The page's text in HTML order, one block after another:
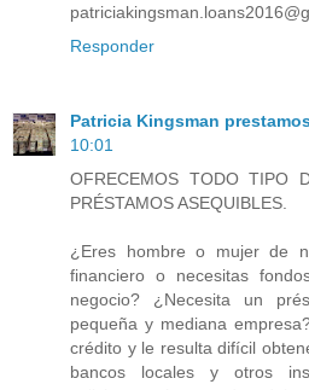
Responder
Patricia Kingsman
10:01
OFRECEMOS TODO TIPO
PRÉSTAMOS ASEQUIBLES.
¿Eres hombre o mujer de
financiero o necesitas
negocio? ¿Necesita un
pequeña y mediana
crédito y le resulta difícil
bancos locales y otros